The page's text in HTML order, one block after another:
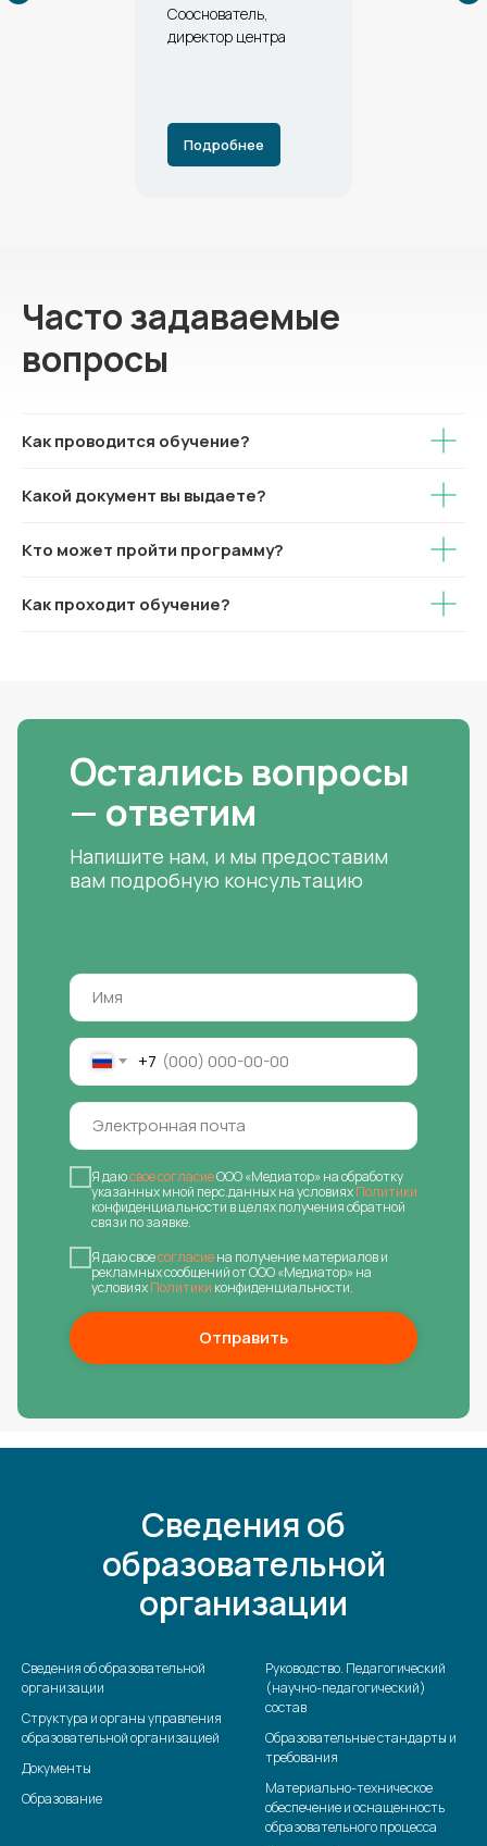
Сооснователь,
директор центра
Подробнее
Часто задаваемые
вопросы
Как проводится обучение?
Какой документ вы выдаете?
Кто может пройти программу?
Как проходит обучение?
+7
Я даюсвое согласиеООО «Медиатор» на обработку
указанных мной перс.данных на условияхПолитики
конфиденциальности в целях получения обратной
связи по заявке.
Я даю своесогласиена получение материалов и
рекламных сообщений от ООО «Медиатор» на
условияхПолитики конфиденциальности.
Отправить
Остались вопросы
— ответим
Напишите нам, и мы предоставим
вам подробную консультацию
Сведения об
образовательной
организации
Сведения об образовательной
организации
Структура и органы управления
образовательной организацией
Документы
Образование
Руководство. Педагогический
(научно-педагогический)
состав
Образовательные стандарты и
требования
Материально-техническое
обеспечение и оснащенность
образовательного процесса